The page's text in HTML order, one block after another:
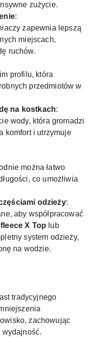
zużycie.
:
zapewnia lepszą
miejscach,
ruchów.
profilu, która
przedmiotów w
na kostkach:
wody, która gromadzi
komfort i utrzymuje
można łatwo
co umożliwia
odzieży:
aby współpracować
X Top lub
system odzieży,
na wodzie.
tradycyjnego
zachowując